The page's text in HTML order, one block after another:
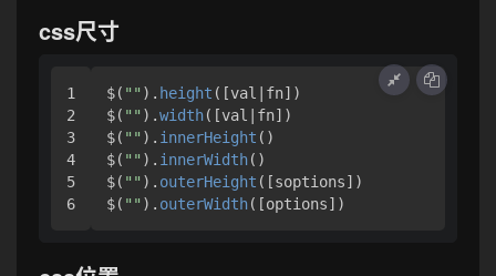
css尺寸
1
2
3
4
5
$( "" ). height ([val|fn])
$( "" ).width([val|fn])
$( "" ). innerHeight ()
$( "" ). innerWidth()
$( "" ). outerHeight ([soptions])
$( "" ). outerWidth([options])